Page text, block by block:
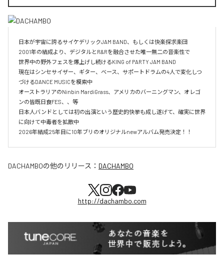
日本が宇宙に誇るサイケデリックJAM BAND、もしくは快楽探求楽団
2001年の結成より、デジタルとR&Rを融合させた唯一無二の音楽性で
世界中の野外フェスを爆上げし続けるKING of PARTY JAM BAND
現在はシンセサイザー、ギター、ベース、サポートドラムの4人で変化しつ
づけるDANCE MUSICを模索中
オーストラリアのNinbin MardiGrass、アメリカのバーニングマン、オレゴ
ンの皆既日食FES、、等
日本人バンドとしては初の出演という歴史的快挙も成し遂げて、確実に世界
に向けて中毒者を拡散中
DACHAMBOの他のリリース： DACHAMBO
http://dachambo.com